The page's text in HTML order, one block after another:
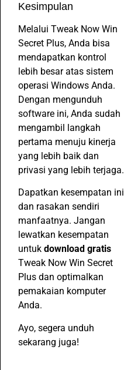
Kesimpulan
Melalui Tweak Now Win
Secret Plus, Anda bisa
mendapatkan kontrol
lebih besar atas sistem
operasi Windows Anda.
Dengan mengunduh
software ini, Anda sudah
mengambil langkah
pertama menuju kinerja
yang lebih baik dan
privasi yang lebih terjaga.
Dapatkan kesempatan ini
dan rasakan sendiri
manfaatnya. Jangan
lewatkan kesempatan
untuk download gratis
Tweak Now Win Secret
Plus dan optimalkan
pemakaian komputer
Anda.
Ayo, segera unduh
sekarang juga!